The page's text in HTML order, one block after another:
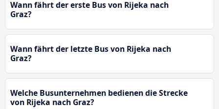
Wann fährt der erste Bus von Rijeka nach
Graz?
Wann fährt der letzte Bus von Rijeka nach
Graz?
Welche Busunternehmen bedienen die Strecke
von Rijeka nach Graz?